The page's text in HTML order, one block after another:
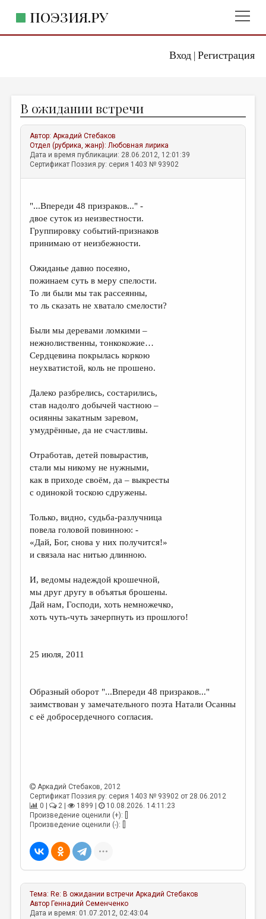
Вход| Регистрация
ПОЭЗИЯ.РУ
ЖАНРЫ
АВТОРЫ
КОММЕНТАРИИ
ЛИТСАЛОН
ПРАВИЛА САЙТА
ОТДЕЛЫ И РУБРИКИ
ИЗБРАННОЕ
ДАЙДЖЕСТ
ПРОИЗВЕДЕНИЯ
ПЕРЕВОДЫ
КОНКУРСЫ
ДЕТСКАЯ КОМНАТА
КНИЖНАЯ ПОЛКА
ОБЗОР ЛИТЕРАТУРЫ
СТРАНИЦЫ ПАМЯТИ
ОБЪЯВЛЕНИЯ
РЕДКОЛЛЕГИЯ
ОТ РЕДАКЦИИ
МАЛАЯ ПРОЗА
ЭССЕИСТИКА
ЛИТЕРАТУРОВЕДЕНИЕ
КУЛЬТУРОВЕДЕНИЕ
ПУБЛИЦИСТИКА
ЦИКЛЫ ПУБЛИКАЦИЙ
МЕДИА
ВКОНТАКТЕ
В ожидании встречи
Автор:Аркадий Стебаков
Отдел (рубрика, жанр):Любовная лирика
Дата и время публикации: 28.06.2012, 12:01:39
Сертификат Поэзия.ру: серия 1403 № 93902
"...Впереди 48 призраков..." -
двое суток из неизвестности.
Группировку событий-признаков
принимаю от неизбежности.
Ожиданье давно посеяно,
пожинаем суть в меру спелости.
То ли были мы так рассеянны,
то ль сказать не хватало смелости?
Были мы деревами ломкими –
нежнолиственны, тонкокожие…
Сердцевина покрылась коркою
неухватистой, коль не прошено.
Далеко разбрелись, состарились,
став надолго добычей частною –
осиянны закатным заревом,
умудрённые, да не счастливы.
Отработав, детей повырастив,
стали мы никому не нужными,
как в приходе своём, да – выкресты
с одинокой тоскою сдружены.
Только, видно, судьба-разлучница
повела головой повинною: -
«Дай, Бог, снова у них получится!»
и связала нас нитью длинною.
И, ведомы надеждой крошечной,
мы друг другу в объятья брошены.
Дай нам, Господи, хоть немножечко,
хоть чуть-чуть зачерпнуть из прошлого!
25 июля, 2011
Образный оборот "...Впереди 48 призраков..."
заимствован у замечательного поэта Натали Осанны
с её добросердечного согласия.
Аркадий Стебаков, 2012
Сертификат Поэзия.ру: серия 1403 № 93902 от 28.06.2012
0 |
2 | 1899 |
10.08.2026. 14:11:23
Произведение оценили (+): []
Произведение оценили (-): []
Тема: Re: В ожидании встречи Аркадий Стебаков
Автор Геннадий Семенченко
Дата и время: 01.07.2012, 02:43:04